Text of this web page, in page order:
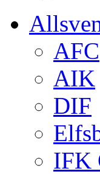
AFC
AIK
DIF
IFK